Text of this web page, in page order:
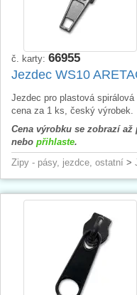
č. karty: 66955
Jezdec WS10
Jezdec pro plastová
cena za 1 ks, český výrobek.
Cena výrobku se zobrazí
nebo přihlaste.
Zipy - pásy, jezdce, ostatní >